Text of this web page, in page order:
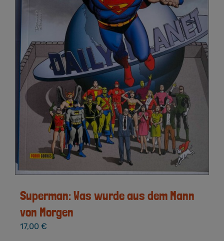
Superman: Was wurde aus dem Mann
von Morgen
17,00 €